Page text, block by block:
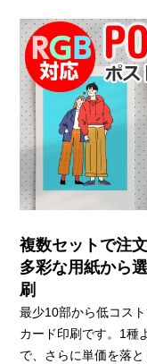
複数セットで注
多彩な用紙から
刷
最少10部から低コス
カード印刷です。1種
で、さらに単価を落と